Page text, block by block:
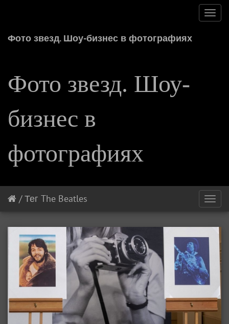
Фото звезд. Шоу-бизнес в фотографиях
Фото звезд. Шоу-
бизнес в
фотографиях
/Тег The Beatles